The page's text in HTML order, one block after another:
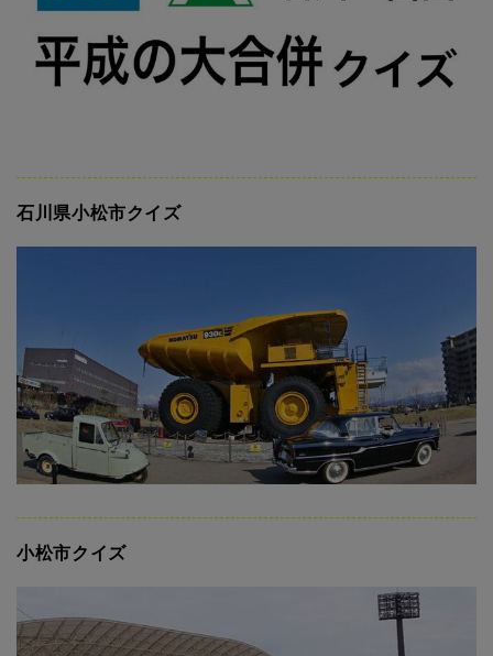
石川県小松市クイズ
小松市クイズ